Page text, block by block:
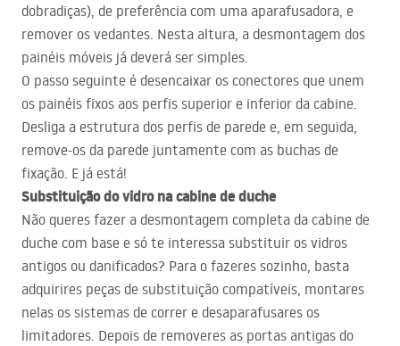
dobradiças), de preferência com uma aparafusadora, e
remover os vedantes. Nesta altura, a desmontagem dos
painéis móveis já deverá ser simples.
O passo seguinte é desencaixar os conectores que unem
os painéis fixos aos perfis superior e inferior da cabine.
Desliga a estrutura dos perfis de parede e, em seguida,
remove-os da parede juntamente com as buchas de
fixação. E já está!
Substituição do vidro na cabine de duche
Não queres fazer a desmontagem completa da cabine de
duche com base e só te interessa substituir os vidros
antigos ou danificados? Para o fazeres sozinho, basta
adquirires peças de substituição compatíveis, montares
nelas os sistemas de correr e desaparafusares os
limitadores. Depois de removeres as portas antigas do